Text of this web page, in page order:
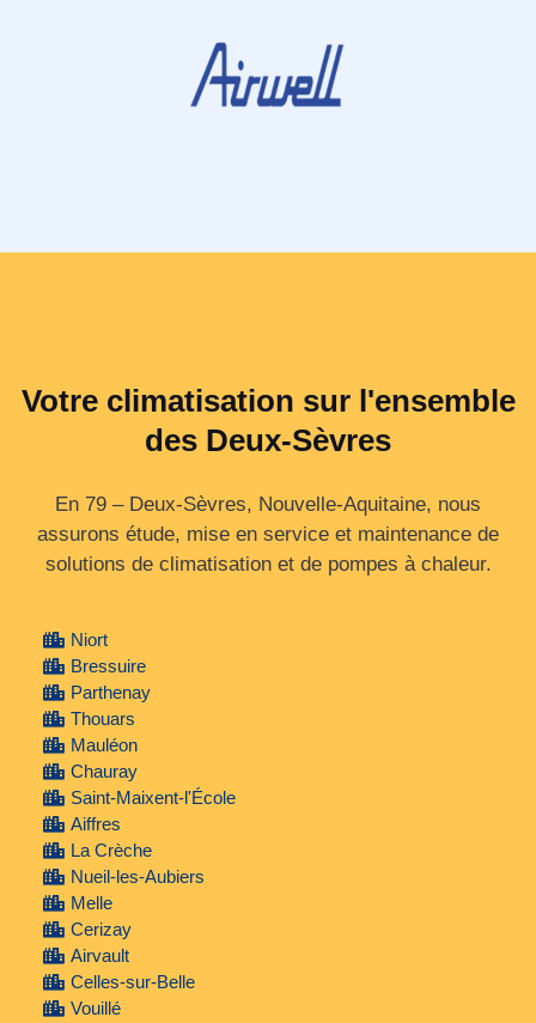
Votre climatisation sur l'ensemble
des Deux-Sèvres
En 79 – Deux‑Sèvres, Nouvelle‑Aquitaine, nous
assurons étude, mise en service et maintenance de
solutions de climatisation et de pompes à chaleur.
Niort
Bressuire
Parthenay
Thouars
Mauléon
Chauray
Saint-Maixent-l'École
Aiffres
La Crèche
Nueil-les-Aubiers
Melle
Cerizay
Airvault
Celles-sur-Belle
Vouillé